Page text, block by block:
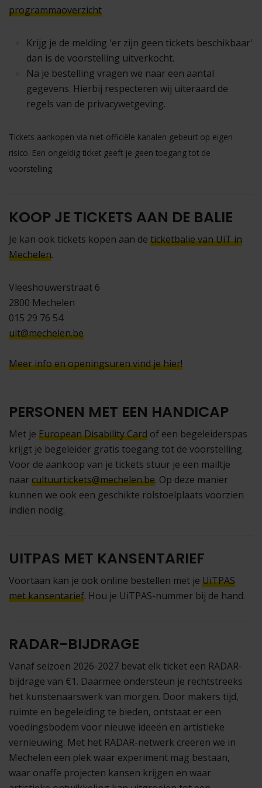
programmaoverzicht
Krijg je de melding 'er zijn geen tickets beschikbaar'
dan is de voorstelling uitverkocht.
Na je bestelling vragen we naar een aantal
gegevens. Hierbij respecteren wij uiteraard de
regels van de privacywetgeving.
Tickets aankopen via niet-officiële kanalen gebeurt op eigen
risico. Een ongeldig ticket geeft je geen toegang tot de
voorstelling.
KOOP JE TICKETS AAN DE BALIE
Je kan ook tickets kopen aan de ticketbalie van UiT in
Mechelen.
Vleeshouwerstraat 6
2800 Mechelen
015 29 76 54
uit@mechelen.be
Meer info en openingsuren vind je hier!
PERSONEN MET EEN HANDICAP
Met je European Disability Card of een begeleiderspas
krijgt je begeleider gratis toegang tot de voorstelling.
Voor de aankoop van je tickets stuur je een mailtje
naarcultuurtickets@mechelen.be. Op deze manier
kunnen we ook een geschikte rolstoelplaats voorzien
indien nodig.
UITPAS MET KANSENTARIEF
Voortaan kan je ook online bestellen met je UiTPAS
met kansentarief. Hou je UiTPAS-nummer bij de hand.
RADAR-BIJDRAGE
Vanaf seizoen 2026-2027 bevat elk ticket een RADAR-
bijdrage van €1. Daarmee ondersteun je rechtstreeks
het kunstenaarswerk van morgen. Door makers tijd,
ruimte en begeleiding te bieden, ontstaat er een
voedingsbodem voor nieuwe ideeën en artistieke
vernieuwing. Met het RADAR-netwerk creëren we in
Mechelen een plek waar experiment mag bestaan,
waar onaffe projecten kansen krijgen en waar